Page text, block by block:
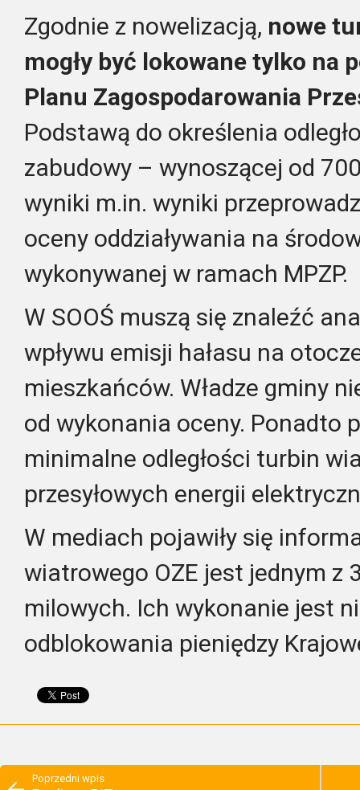
Zgodnie z nowelizacją, nowe
mogły być lokowane tylko na
Planu Zagospodarowania
Podstawą do określenia
zabudowy – wynoszącej od
wyniki m.in. wyniki
oceny oddziaływania na
wykonywanej w ramach MPZP.
W SOOŚ muszą się znaleźć
wpływu emisji hałasu na
mieszkańców. Władze gminy
od wykonania oceny. Ponadto
minimalne odległości turbin
przesyłowych energii
W mediach pojawiły się
wiatrowego OZE jest jednym z
milowych. Ich wykonanie jest
odblokowania pieniędzy
Poprzedni wpis